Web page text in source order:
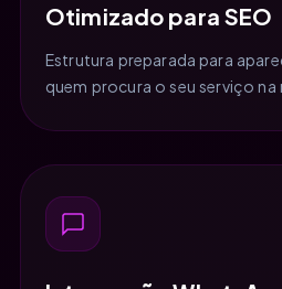
Otimizado para SEO
Estrutura preparada para
quem procura o seu serviço na